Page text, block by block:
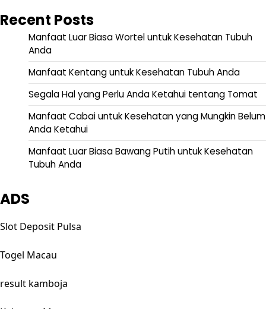
Recent Posts
Manfaat Luar Biasa Wortel untuk Kesehatan Tubuh
Anda
Manfaat Kentang untuk Kesehatan Tubuh Anda
Segala Hal yang Perlu Anda Ketahui tentang Tomat
Manfaat Cabai untuk Kesehatan yang Mungkin Belum
Anda Ketahui
Manfaat Luar Biasa Bawang Putih untuk Kesehatan
Tubuh Anda
ADS
Slot Deposit Pulsa
Togel Macau
result kamboja